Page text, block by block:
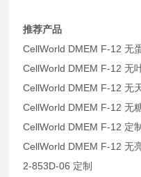
推荐产品
CellWorld DMEM F-12 无
CellWorld DMEM F-12 无
CellWorld DMEM F-12 无
CellWorld DMEM F-12 无
CellWorld DMEM F-12 定
CellWorld DMEM F-12 无
2-853D-06 定制